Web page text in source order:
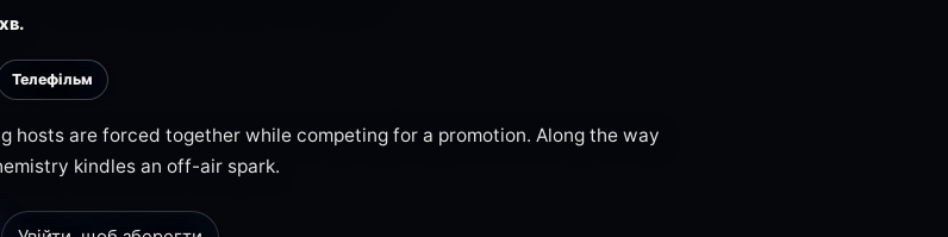
Телефільм
hosts are forced together while competing for a promotion. Along the way
kindles an off-air spark.